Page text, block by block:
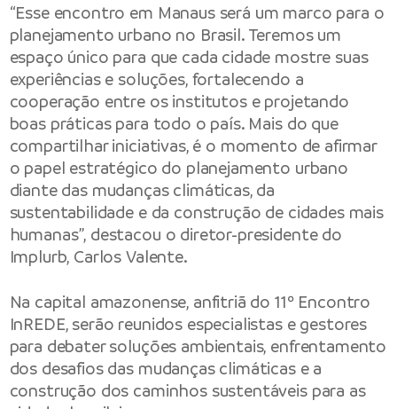
“Esse encontro em Manaus será um marco para o
planejamento urbano no Brasil. Teremos um
espaço único para que cada cidade mostre suas
experiências e soluções, fortalecendo a
cooperação entre os institutos e projetando
boas práticas para todo o país. Mais do que
compartilhar iniciativas, é o momento de afirmar
o papel estratégico do planejamento urbano
diante das mudanças climáticas, da
sustentabilidade e da construção de cidades mais
humanas”, destacou o diretor-presidente do
Implurb, Carlos Valente.
Na capital amazonense, anfitriã do 11º Encontro
InREDE, serão reunidos especialistas e gestores
para debater soluções ambientais, enfrentamento
dos desafios das mudanças climáticas e a
construção dos caminhos sustentáveis para as